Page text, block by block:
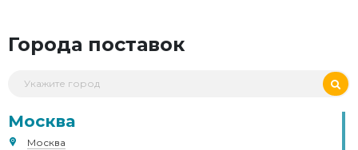
Города поставок
Москва
Москва